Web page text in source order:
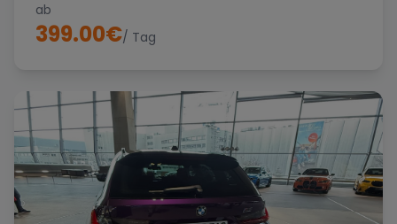
ab
399.00€/ Tag